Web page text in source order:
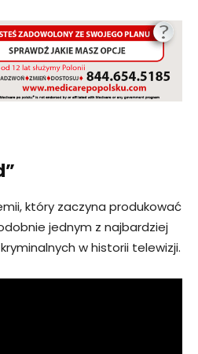
który zaczyna produkować
jednym z najbardziej
w historii telewizji.